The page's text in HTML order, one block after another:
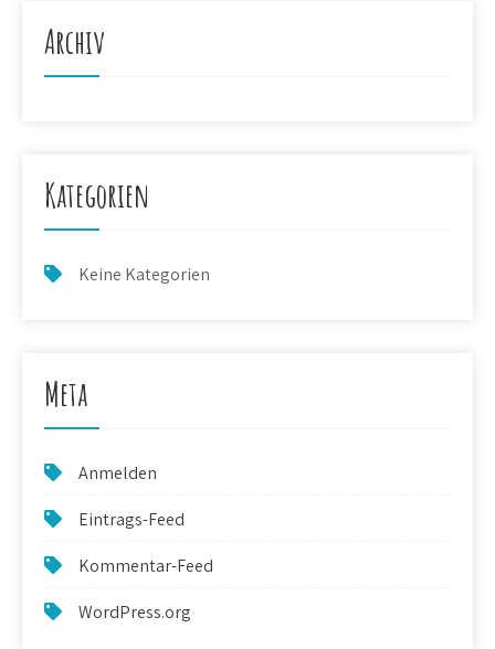
Archiv
Kategorien
Keine Kategorien
Meta
Anmelden
Eintrags-Feed
Kommentar-Feed
WordPress.org